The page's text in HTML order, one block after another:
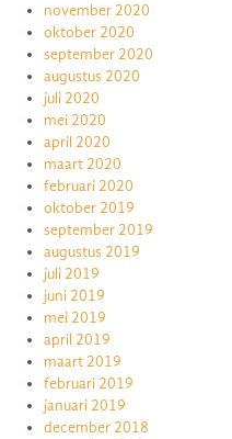
november 2020
oktober 2020
september 2020
augustus 2020
juli 2020
mei 2020
april 2020
maart 2020
februari 2020
oktober 2019
september 2019
augustus 2019
juli 2019
juni 2019
mei 2019
april 2019
maart 2019
februari 2019
januari 2019
december 2018